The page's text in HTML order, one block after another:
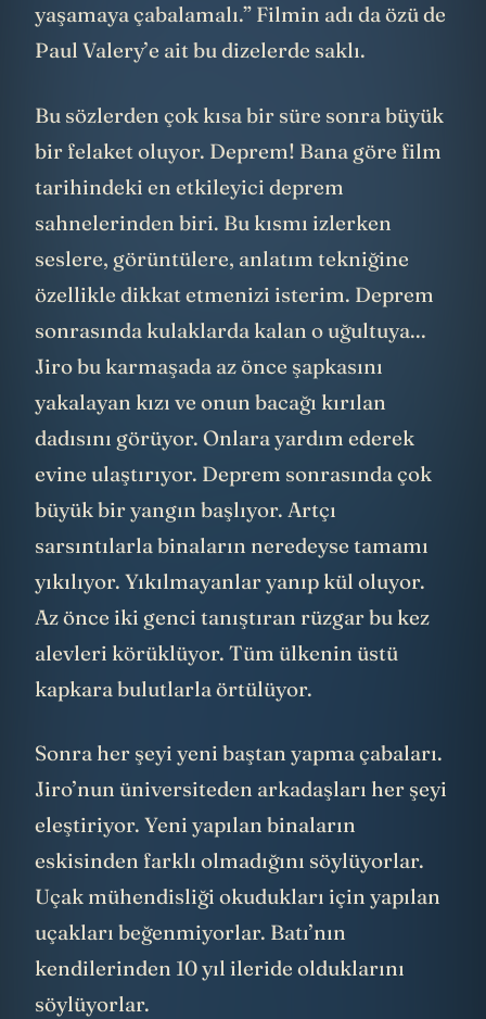
yaşamaya çabalamalı.” Filmin adı da özü de
Paul Valery’e ait bu dizelerde saklı.
Bu sözlerden çok kısa bir süre sonra büyük
bir felaket oluyor. Deprem! Bana göre film
tarihindeki en etkileyici deprem
sahnelerinden biri. Bu kısmı izlerken
seslere, görüntülere, anlatım tekniğine
özellikle dikkat etmenizi isterim. Deprem
sonrasında kulaklarda kalan o uğultuya...
Jiro bu karmaşada az önce şapkasını
yakalayan kızı ve onun bacağı kırılan
dadısını görüyor. Onlara yardım ederek
evine ulaştırıyor. Deprem sonrasında çok
büyük bir yangın başlıyor. Artçı
sarsıntılarla binaların neredeyse tamamı
yıkılıyor. Yıkılmayanlar yanıp kül oluyor.
Az önce iki genci tanıştıran rüzgar bu kez
alevleri körüklüyor. Tüm ülkenin üstü
kapkara bulutlarla örtülüyor.
Sonra her şeyi yeni baştan yapma çabaları.
Jiro’nun üniversiteden arkadaşları her şeyi
eleştiriyor. Yeni yapılan binaların
eskisinden farklı olmadığını söylüyorlar.
Uçak mühendisliği okudukları için yapılan
uçakları beğenmiyorlar. Batı’nın
kendilerinden 10 yıl ileride olduklarını
söylüyorlar.